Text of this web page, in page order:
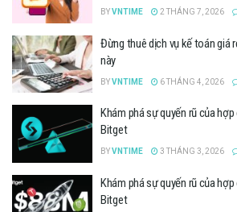
BYVNTIME 2 THÁNG 7, 2026
Đừng thuê dịch vụ kế toán giá
này
BYVNTIME 6 THÁNG 4, 2026
Khám phá sự quyến rũ của
Bitget
BYVNTIME 3 THÁNG 3, 2026
Khám phá sự quyến rũ của
Bitget